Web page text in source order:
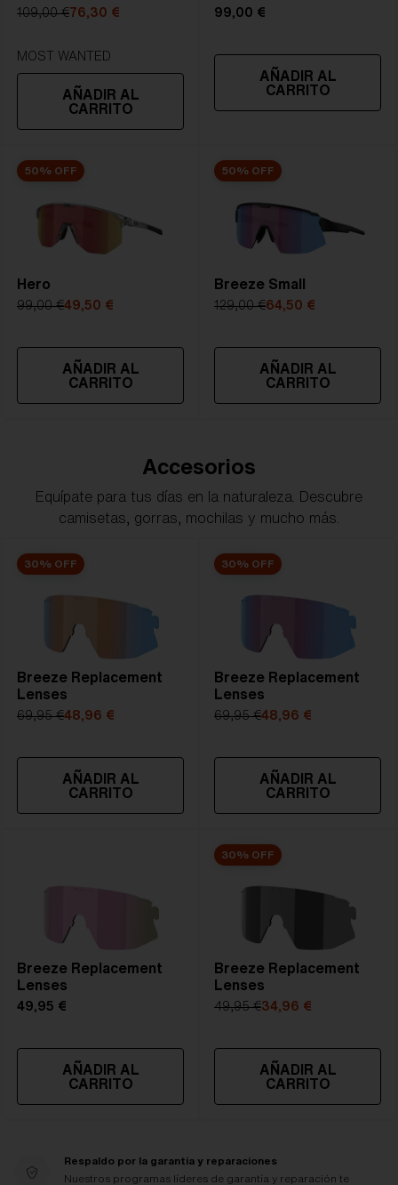
lente.
LUMINOSIDAD FUERTE
Lente- Lente oscura. La transmitancia
luminosa va entre 8-18%
109,00 €76,30 €
MOST WANTED
AÑADIR AL
CARRITO
99,00 €
AÑADIR AL
CARRITO
50% OFF
Hero
99,00 €49,50 €
AÑADIR AL
CARRITO
50% OFF
Breeze Small
129,00 €64,50 €
AÑADIR AL
CARRITO
Accesorios
Equípate para tus días en la naturaleza. Descubre
camisetas, gorras, mochilas y mucho más.
30% OFF
Breeze Replacement
Lenses
69,95 €48,96 €
AÑADIR AL
CARRITO
30% OFF
Breeze Replacement
Lenses
69,95 €48,96 €
AÑADIR AL
CARRITO
Breeze Replacement
Lenses
49,95 €
AÑADIR AL
CARRITO
30% OFF
Breeze Replacement
Lenses
49,95 €34,96 €
AÑADIR AL
CARRITO
Respaldo por la garantía y reparaciones
Nuestros programas líderes de garantía y reparación te